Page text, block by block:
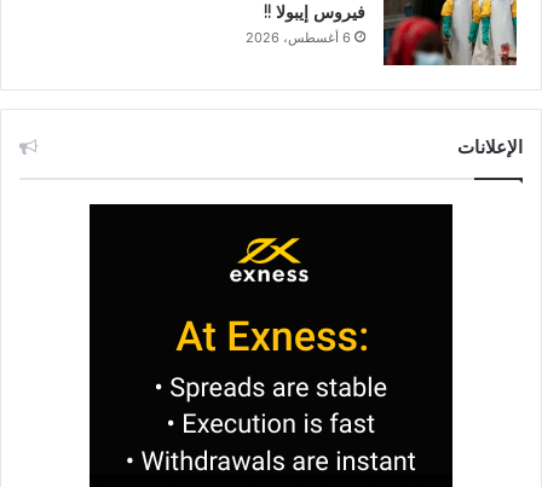
فيروس إيبولا !!
6 أغسطس، 2026
الإعلانات